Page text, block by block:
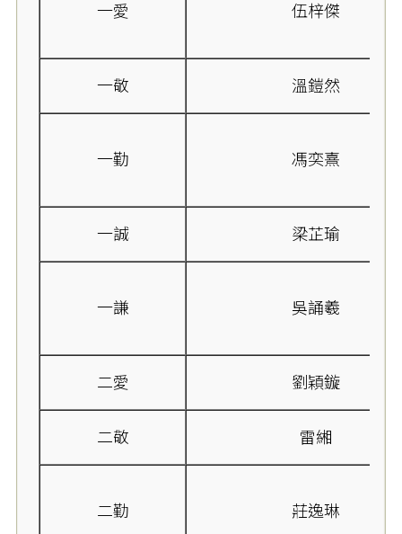
一愛 伍梓傑
一敬 溫鎧然
一勤 馮奕熹
一誠 梁芷瑜
一謙 吳誦羲
二愛 劉穎鏇
二敬 雷緗
二勤 莊逸琳